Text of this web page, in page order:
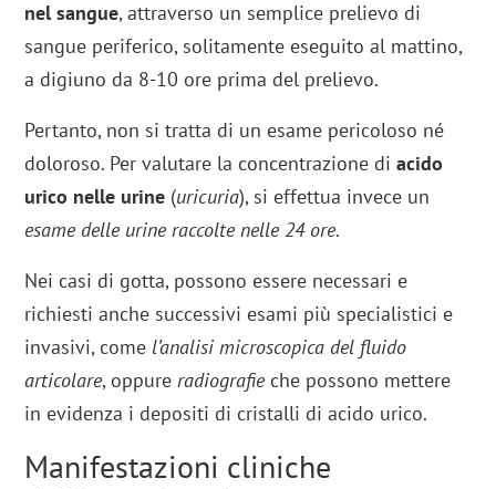
nel sangue, attraverso un semplice prelievo di
sangue periferico, solitamente eseguito al mattino,
a digiuno da 8-10 ore prima del prelievo.
Pertanto, non si tratta di un esame pericoloso né
doloroso. Per valutare la concentrazione diacido
urico nelle urine (uricuria), si effettua invece un
esame delle urine raccolte nelle 24 ore.
Nei casi di gotta, possono essere necessari e
richiesti anche successivi esami più specialistici e
invasivi, come l’analisi microscopica del fluido
articolare, oppureradiografieche possono mettere
in evidenza i depositi di cristalli di acido urico.
Manifestazioni cliniche